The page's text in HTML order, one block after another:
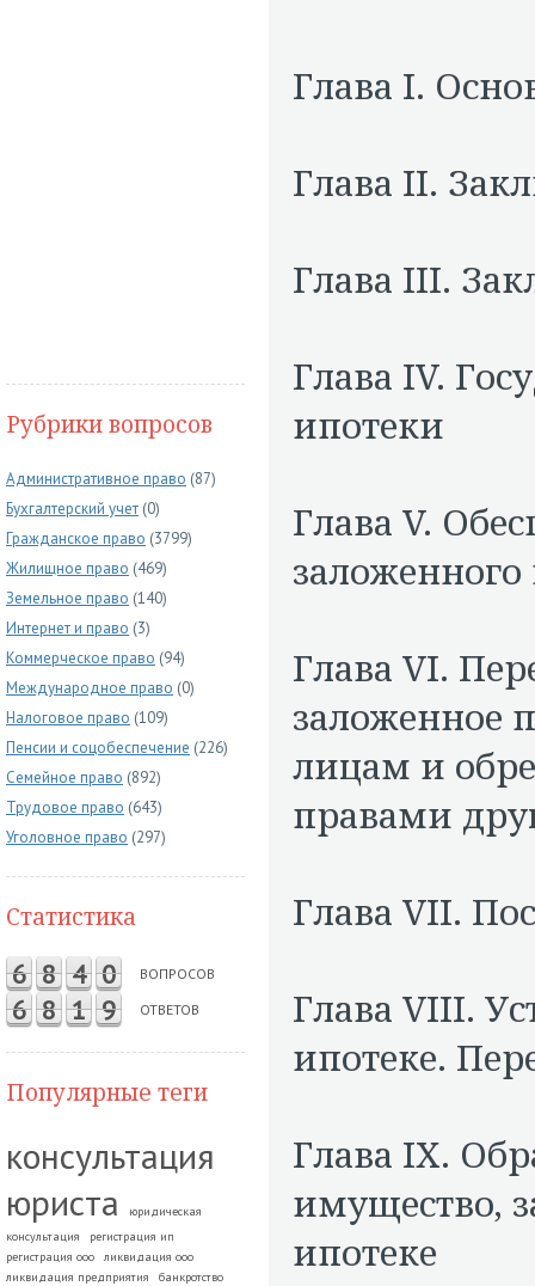
Рубрики вопросов
Административное право (87)
Бухгалтерский учет (0)
Гражданское право (3799)
Жилищное право (469)
Земельное право (140)
Интернет и право (3)
Коммерческое право (94)
Международное право (0)
Налоговое право (109)
Пенсии и соцобеспечение (226)
Семейное право (892)
Трудовое право (643)
Уголовное право (297)
Статистика
6 8 4 0 ВОПРОСОВ
6 8 1 9 ОТВЕТОВ
Популярные теги
консультация
юриста
юридическая
консультация
регистрация ип
регистрация ооо
ликвидация ооо
ликвидация предприятия
банкротство
Глава I.
Глава II.
Глава III.
Глава IV.
ипотеки
Глава V.
заложенного
Глава VI.
заложенное
лицам и
правами
Глава VII.
Глава VIII.
ипотеке.
Глава IX.
имущество,
ипотеке